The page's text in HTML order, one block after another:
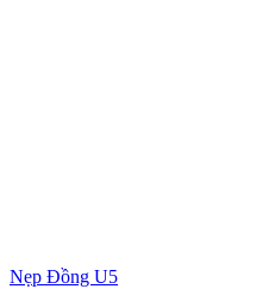
Nẹp Đồng U5